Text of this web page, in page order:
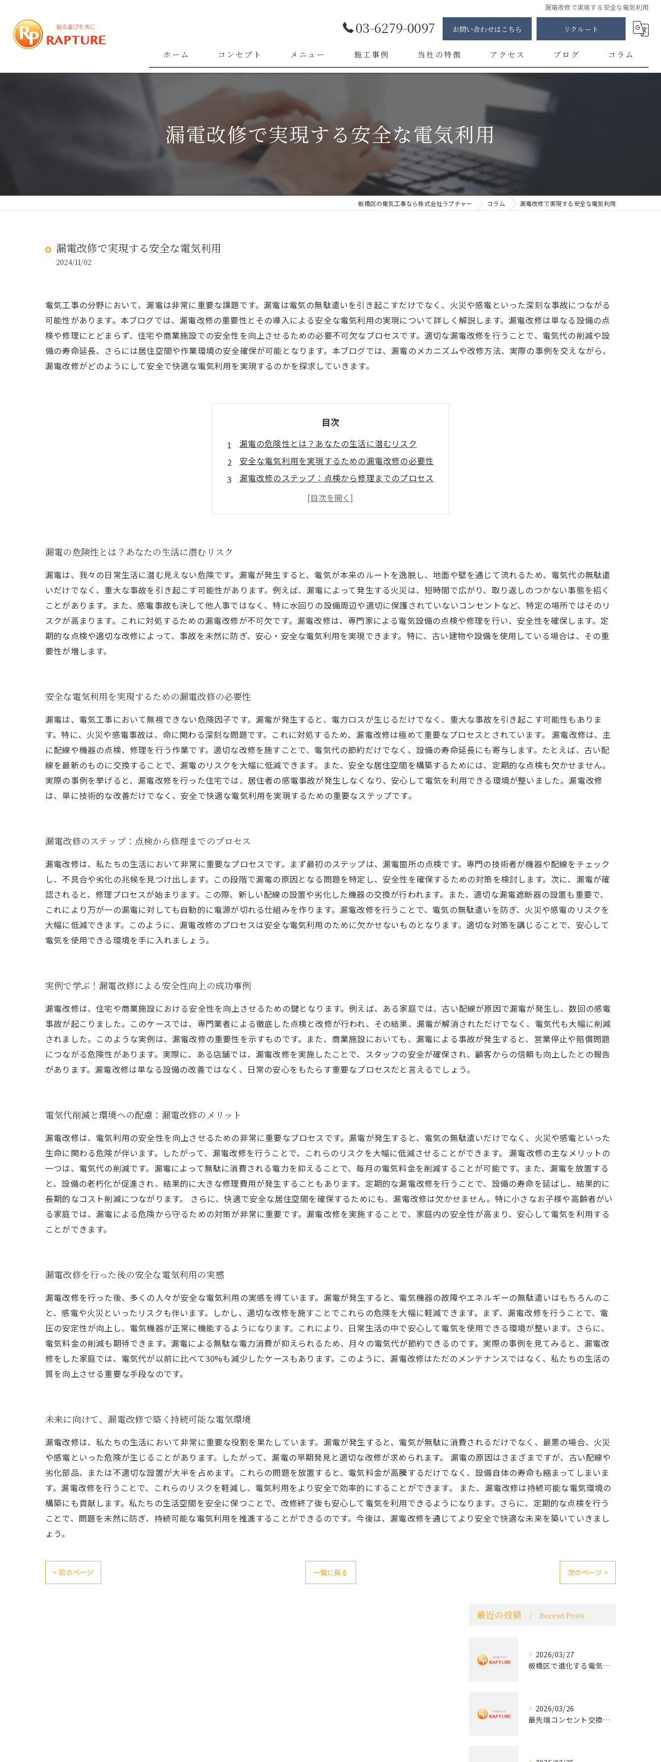
漏電改修で実現する安全な電気利用
03-6279-0097 お問い合わせはこちら リクルート
ホーム コンセプト メニュー 施工事例 当社の特徴
ブレーカー
スイッチ
コンセント
アクセス ブログ コラム
漏電改修で実現する安全な電気利用
板橋区の電気工事なら株式会社ラプチャー コラム 漏電改修で実現する安全な電気利用
漏電改修で実現する安全な電気利用
2024/11/02
電気工事の分野において、漏電は非常に重要な課題です。漏電は電気の無駄遣いを引き起こすだけでなく、火災や感電といった深刻な事故につながる
可能性があります。本ブログでは、漏電改修の重要性とその導入による安全な電気利用の実現について詳しく解説します。漏電改修は単なる設備の点
検や修理にとどまらず、住宅や商業施設での安全性を向上させるための必要不可欠なプロセスです。適切な漏電改修を行うことで、電気代の削減や設
備の寿命延長、さらには居住空間や作業環境の安全確保が可能となります。本ブログでは、漏電のメカニズムや改修方法、実際の事例を交えながら、
漏電改修がどのようにして安全で快適な電気利用を実現するのかを探求していきます。
目次
漏電の危険性とは？あなたの生活に潜むリスク
安全な電気利用を実現するための漏電改修の必要性
漏電改修のステップ：点検から修理までのプロセス
実例で学ぶ！漏電改修による安全性向上の成功事例
電気代削減と環境への配慮：漏電改修のメリット
漏電の危険性とは？あなたの生活に潜むリスク
漏電は、我々の日常生活に潜む見えない危険です。漏電が発生すると、電気が本来のルートを逸脱し、地面や壁を通じて流れるため、電気代の無駄遣
いだけでなく、重大な事故を引き起こす可能性があります。例えば、漏電によって発生する火災は、短時間で広がり、取り返しのつかない事態を招く
ことがあります。また、感電事故も決して他人事ではなく、特に水回りの設備周辺や適切に保護されていないコンセントなど、特定の場所ではそのリ
スクが高まります。これに対処するための漏電改修が不可欠です。漏電改修は、専門家による電気設備の点検や修理を行い、安全性を確保します。定
期的な点検や適切な改修によって、事故を未然に防ぎ、安心・安全な電気利用を実現できます。特に、古い建物や設備を使用している場合は、その重
要性が増します。
安全な電気利用を実現するための漏電改修の必要性
漏電は、電気工事において無視できない危険因子です。漏電が発生すると、電力ロスが生じるだけでなく、重大な事故を引き起こす可能性もありま
す。特に、火災や感電事故は、命に関わる深刻な問題です。これに対処するため、漏電改修は極めて重要なプロセスとされています。 漏電改修は、主
に配線や機器の点検、修理を行う作業です。適切な改修を施すことで、電気代の節約だけでなく、設備の寿命延長にも寄与します。たとえば、古い配
線を最新のものに交換することで、漏電のリスクを大幅に低減できます。また、安全な居住空間を構築するためには、定期的な点検も欠かせません。
実際の事例を挙げると、漏電改修を行った住宅では、居住者の感電事故が発生しなくなり、安心して電気を利用できる環境が整いました。漏電改修
は、単に技術的な改善だけでなく、安全で快適な電気利用を実現するための重要なステップです。
漏電改修のステップ：点検から修理までのプロセス
漏電改修は、私たちの生活において非常に重要なプロセスです。まず最初のステップは、漏電箇所の点検です。専門の技術者が機器や配線をチェック
し、不具合や劣化の兆候を見つけ出します。この段階で漏電の原因となる問題を特定し、安全性を確保するための対策を検討します。次に、漏電が確
認されると、修理プロセスが始まります。この際、新しい配線の設置や劣化した機器の交換が行われます。また、適切な漏電遮断器の設置も重要で、
これにより万が一の漏電に対しても自動的に電源が切れる仕組みを作ります。漏電改修を行うことで、電気の無駄遣いを防ぎ、火災や感電のリスクを
大幅に低減できます。このように、漏電改修のプロセスは安全な電気利用のために欠かせないものとなります。適切な対策を講じることで、安心して
電気を使用できる環境を手に入れましょう。
実例で学ぶ！漏電改修による安全性向上の成功事例
漏電改修は、住宅や商業施設における安全性を向上させるための鍵となります。例えば、ある家庭では、古い配線が原因で漏電が発生し、数回の感電
事故が起こりました。このケースでは、専門業者による徹底した点検と改修が行われ、その結果、漏電が解消されただけでなく、電気代も大幅に削減
されました。このような実例は、漏電改修の重要性を示すものです。また、商業施設においても、漏電による事故が発生すると、営業停止や賠償問題
につながる危険性があります。実際に、ある店舗では、漏電改修を実施したことで、スタッフの安全が確保され、顧客からの信頼も向上したとの報告
があります。漏電改修は単なる設備の改善ではなく、日常の安心をもたらす重要なプロセスだと言えるでしょう。
電気代削減と環境への配慮：漏電改修のメリット
漏電改修は、電気利用の安全性を向上させるための非常に重要なプロセスです。漏電が発生すると、電気の無駄遣いだけでなく、火災や感電といった
生命に関わる危険が伴います。したがって、漏電改修を行うことで、これらのリスクを大幅に低減させることができます。 漏電改修の主なメリットの
一つは、電気代の削減です。漏電によって無駄に消費される電力を抑えることで、毎月の電気料金を削減することが可能です。また、漏電を放置する
と、設備の老朽化が促進され、結果的に大きな修理費用が発生することもあります。定期的な漏電改修を行うことで、設備の寿命を延ばし、結果的に
長期的なコスト削減につながります。 さらに、快適で安全な居住空間を確保するためにも、漏電改修は欠かせません。特に小さなお子様や高齢者がい
る家庭では、漏電による危険から守るための対策が非常に重要です。漏電改修を実施することで、家庭内の安全性が高まり、安心して電気を利用する
ことができます。
漏電改修を行った後の安全な電気利用の実感
漏電改修を行った後、多くの人々が安全な電気利用の実感を得ています。漏電が発生すると、電気機器の故障やエネルギーの無駄遣いはもちろんのこ
と、感電や火災といったリスクも伴います。しかし、適切な改修を施すことでこれらの危険を大幅に軽減できます。まず、漏電改修を行うことで、電
圧の安定性が向上し、電気機器が正常に機能するようになります。これにより、日常生活の中で安心して電気を使用できる環境が整います。さらに、
電気料金の削減も期待できます。漏電による無駄な電力消費が抑えられるため、月々の電気代が節約できるのです。実際の事例を見てみると、漏電改
修をした家庭では、電気代が以前に比べて30%も減少したケースもあります。このように、漏電改修はただのメンテナンスではなく、私たちの生活の
質を向上させる重要な手段なのです。
未来に向けて、漏電改修で築く持続可能な電気環境
漏電改修は、私たちの生活において非常に重要な役割を果たしています。漏電が発生すると、電気が無駄に消費されるだけでなく、最悪の場合、火災
や感電といった危険が生じることがあります。したがって、漏電の早期発見と適切な改修が求められます。 漏電の原因はさまざまですが、古い配線や
劣化部品、または不適切な設置が大半を占めます。これらの問題を放置すると、電気料金が高騰するだけでなく、設備自体の寿命も縮まってしまいま
す。漏電改修を行うことで、これらのリスクを軽減し、電気利用をより安全で効率的にすることができます。 また、漏電改修は持続可能な電気環境の
構築にも貢献します。私たちの生活空間を安全に保つことで、改修終了後も安心して電気を利用できるようになります。さらに、定期的な点検を行う
ことで、問題を未然に防ぎ、持続可能な電気利用を推進することができるのです。今後は、漏電改修を通じてより安全で快適な未来を築いていきまし
ょう。
< 前のページ 一覧に戻る 次のページ >
最近の投稿 Recent Posts
2026/03/27
板橋区で進化する電気工事と最新コンセント交換技術
2026/03/26
最先端コンセント交換で快適な生活を実現する電気工事の技術